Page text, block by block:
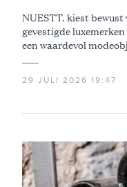
NUESTT. kiest bewust
gevestigde
een waardevol
29 JULI 2026 19:47